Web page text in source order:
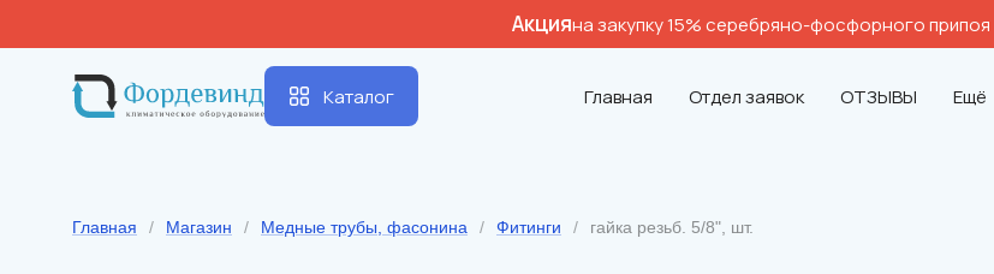
Акцияна закупку 15% серебряно-фосфорного припоя
Каталог Главная Отдел заявок ОТЗЫВЫ Ещё
Главная / Магазин / Медные трубы, фасонина / Фитинги / гайка резьб. 5/8", шт.